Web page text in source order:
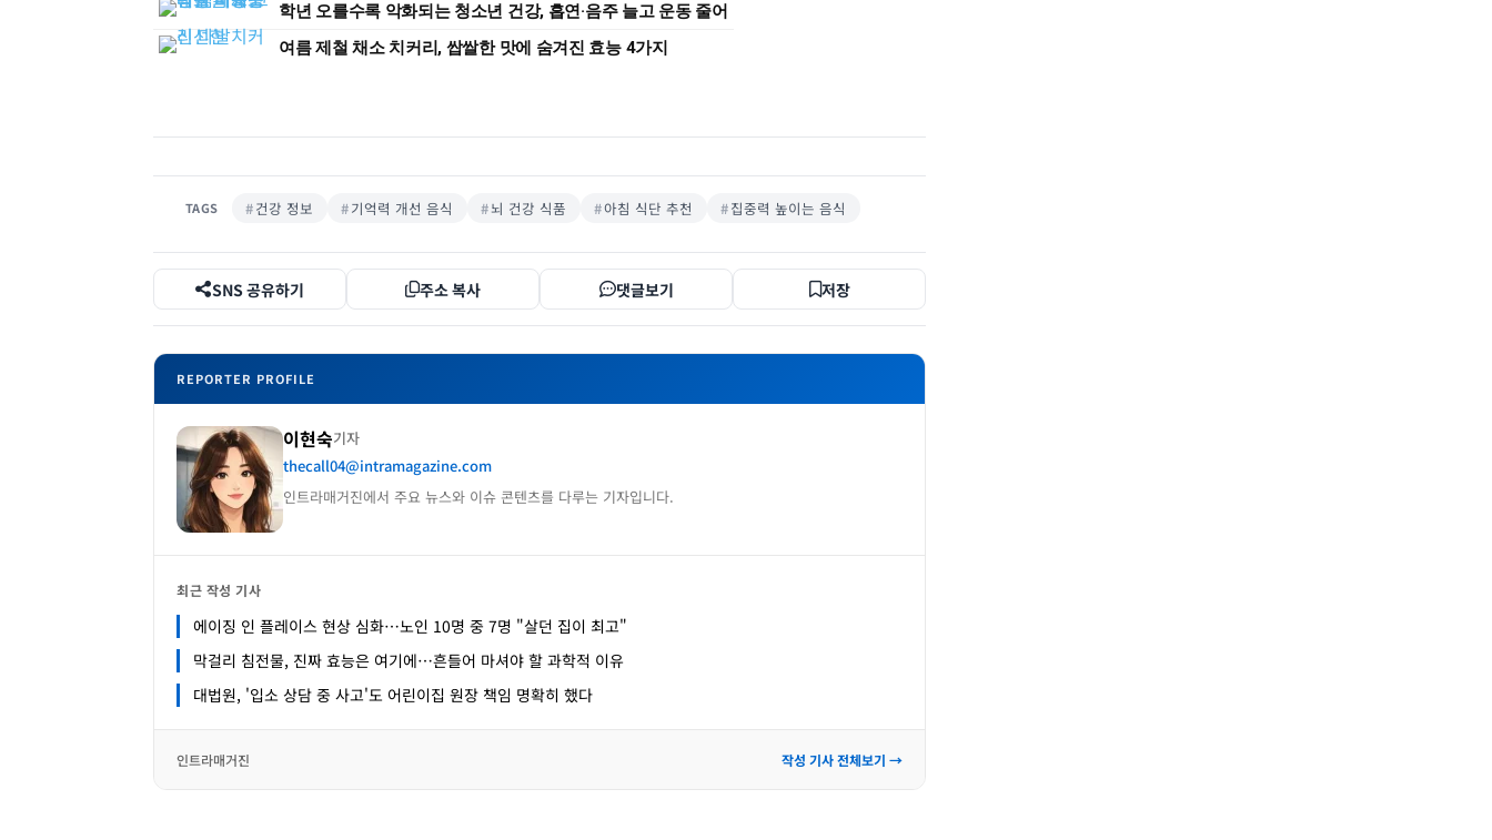
학년 오를수록 악화되는 청소년 건강, 흡연·음주 늘고 운동 줄어
여름 제철 채소 치커리, 쌉쌀한 맛에 숨겨진 효능 4가지
TAGS 건강 정보 기억력 개선 음식 뇌 건강 식품 아침 식단 추천 집중력 높이는 음식
SNS 공유하기 주소 복사 댓글보기 저장
REPORTER PROFILE
이현숙기자
thecall04@intramagazine.com
인트라매거진에서 주요 뉴스와 이슈 콘텐츠를 다루는 기자입니다.
최근 작성 기사
에이징 인 플레이스 현상 심화…노인 10명 중 7명 "살던 집이 최고"
막걸리 침전물, 진짜 효능은 여기에…흔들어 마셔야 할 과학적 이유
대법원, '입소 상담 중 사고'도 어린이집 원장 책임 명확히 했다
인트라매거진 작성 기사 전체보기 →